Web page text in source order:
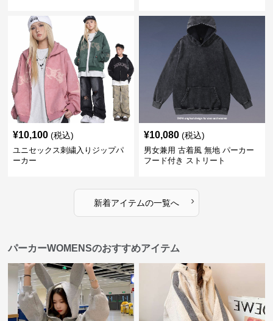
¥10,100 (税込)
ユニセックス刺繍入りジップパ
ーカー
¥10,080 (税込)
男女兼用 古着風 無地 パーカー
フード付き ストリート
新着アイテムの一覧へ ›
パーカーWOMENSのおすすめアイテム